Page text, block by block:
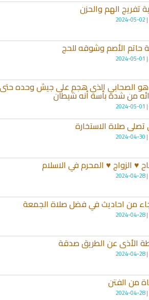
تفريج الهم والحزن
حاتم الأصم وشوقه للحج
الصحابي الذي هجم على جيش وحده
من شدة بأسه أنه شيطان
صلاة الاستخارة
♥ الزواج ♥ المحرم في الاسلام
من احاديث في فضل صلاة الجمعة
الأذى عن الطريق صدقة
من الفتن
النبوية
المستوى الأول
تحميل كتب السيرة
صحيح السيرة